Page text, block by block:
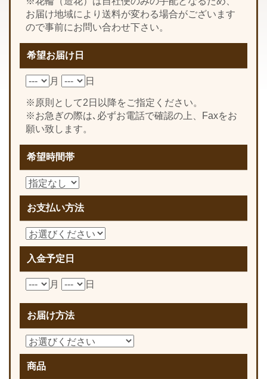
お届け地域により送料が変わる場合がございます
ので事前にお問い合わせ下さい。
希望お届け日
月 日
※原則として2日以降をご指定ください。
※お急ぎの際は､必ずお電話で確認の上、Faxをお
願い致します。
希望時間帯
お支払い方法
入金予定日
月 日
お届け方法
商品